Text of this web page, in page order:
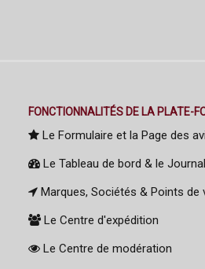
FONCTIONNALITÉS DE LA PLATE-
Le Formulaire et la Page des
Le Tableau de bord & le
Marques, Sociétés & Points de
Le Centre d'expédition
Le Centre de modération